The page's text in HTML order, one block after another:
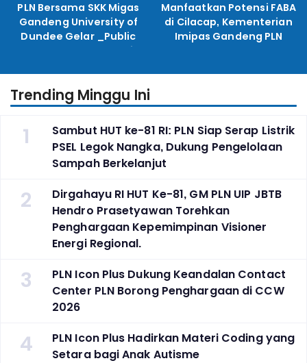
PLN Bersama SKK Migas
Gandeng University of
Dundee Gelar _Public
Lecture_, Kolaborasi
Manfaatkan Potensi FABA
di Cilacap, Kementerian
Imipas Gandeng PLN
Trending Minggu Ini
1
Sambut HUT ke-81 RI: PLN Siap Serap Listrik
PSEL Legok Nangka, Dukung Pengelolaan
Sampah Berkelanjut
2
Dirgahayu RI HUT Ke-81, GM PLN UIP JBTB
Hendro Prasetyawan Torehkan
Penghargaan Kepemimpinan Visioner
Energi Regional.
3
PLN Icon Plus Dukung Keandalan Contact
Center PLN Borong Penghargaan di CCW
2026
4
PLN Icon Plus Hadirkan Materi Coding yang
Setara bagi Anak Autisme